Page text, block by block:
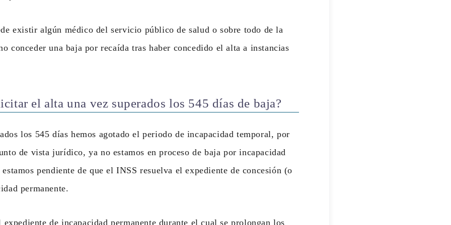
existir algún médico del servicio público de salud o sobre todo de la
conceder una baja por recaída tras haber concedido el alta a instancias
el alta una vez superados los 545 días de baja?
los 545 días hemos agotado el periodo de incapacidad temporal, por
de vista jurídico, ya no estamos en proceso de baja por incapacidad
pendiente de que el INSS resuelva el expediente de concesión (o
permanente.
expediente de incapacidad permanente durante el cual se prolongan los